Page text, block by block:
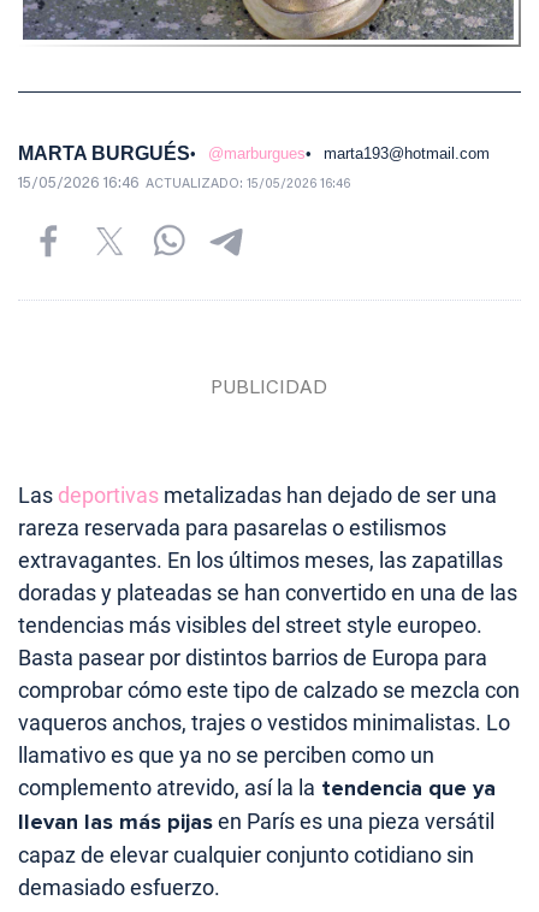
MARTA BURGUÉS @marburgues marta193@hotmail.com
15/05/2026 16:46 ACTUALIZADO: 15/05/2026 16:46
Las deportivas metalizadas han dejado de ser una
rareza reservada para pasarelas o estilismos
extravagantes. En los últimos meses, las zapatillas
doradas y plateadas se han convertido en una de las
tendencias más visibles del street style europeo.
Basta pasear por distintos barrios de Europa para
comprobar cómo este tipo de calzado se mezcla con
vaqueros anchos, trajes o vestidos minimalistas. Lo
llamativo es que ya no se perciben como un
complemento atrevido, así la la tendencia que ya
llevan las más pijasen París es una pieza versátil
capaz de elevar cualquier conjunto cotidiano sin
demasiado esfuerzo.